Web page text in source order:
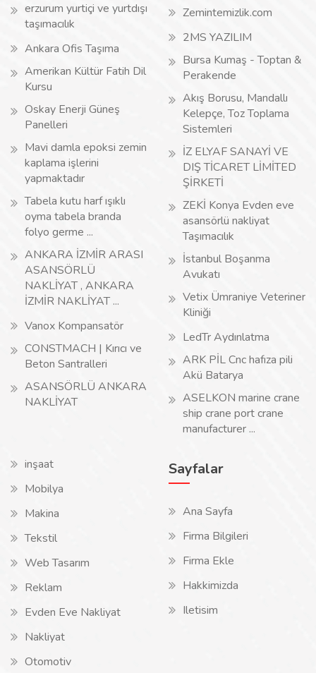
erzurum yurtiçi ve yurtdışı
taşımacılık
Ankara Ofis Taşıma
Amerikan Kültür Fatih Dil
Kursu
Oskay Enerji Güneş
Panelleri
Mavi damla epoksi zemin
kaplama işlerini
yapmaktadır
Tabela kutu harf ışıklı
oyma tabela branda
folyo germe ...
ANKARA İZMİR ARASI
ASANSÖRLÜ
NAKLİYAT , ANKARA
İZMİR NAKLİYAT ...
Vanox Kompansatör
CONSTMACH | Kırıcı ve
Beton Santralleri
ASANSÖRLÜ ANKARA
NAKLİYAT
Zemintemizlik.com
2MS YAZILIM
Bursa Kumaş - Toptan &
Perakende
Akış Borusu, Mandallı
Kelepçe, Toz Toplama
Sistemleri
İZ ELYAF SANAYİ VE
DIŞ TİCARET LİMİTED
ŞİRKETİ
ZEKİ Konya Evden eve
asansörlü nakliyat
Taşımacılık
İstanbul Boşanma
Avukatı
Vetix Ümraniye Veteriner
Kliniği
LedTr Aydınlatma
ARK PİL Cnc hafıza pili
Akü Batarya
ASELKON marine crane
ship crane port crane
manufacturer ...
inşaat
Mobilya
Makina
Tekstil
Web Tasarım
Reklam
Evden Eve Nakliyat
Nakliyat
Otomotiv
Sayfalar
Ana Sayfa
Firma Bilgileri
Firma Ekle
Hakkimizda
Iletisim